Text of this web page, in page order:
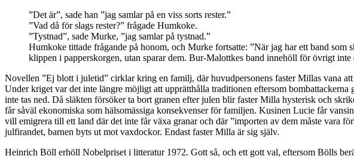
”Det är”, sade han ”jag samlar på en viss sorts rester.”
”Vad då för slags rester?” frågade Humkoke.
”Tystnad”, sade Murke, ”jag samlar på tystnad.”
Humkoke tittade frågande på honom, och Murke fortsatte: ”När jag har ett band som
klippen i papperskorgen, utan sparar dem. Bur-Malottkes band innehöll för övrigt inte
Novellen ”Ej blott i juletid” cirklar kring en familj, där huvudpersonens faster Millas vana
Under kriget var det inte längre möjligt att upprätthålla traditionen eftersom
inte tas ned. Då släkten försöker ta bort granen efter julen blir faster Milla hysterisk och
får såväl ekonomiska som hälsomässiga konsekvenser för familjen. Kusinen Lucie får
vill emigrera till ett land där det inte får växa granar och där ”importen av dem måste vara
julfirandet, barnen byts ut mot vaxdockor. Endast faster Milla är sig själv.
Heinrich Böll erhöll Nobelpriset i litteratur 1972. Gott så, och ett gott val, eftersom Bölls